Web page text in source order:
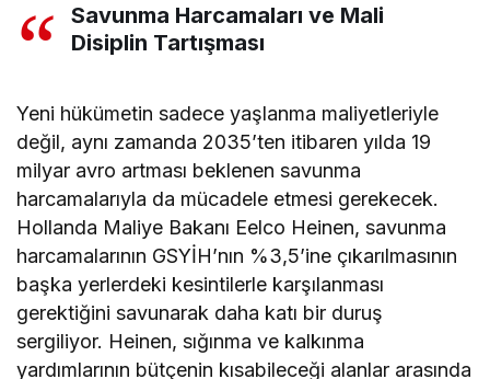
Savunma Harcamaları ve Mali
Disiplin Tartışması
Yeni hükümetin sadece yaşlanma maliyetleriyle
değil, aynı zamanda 2035’ten itibaren yılda 19
milyar avro artması beklenen savunma
harcamalarıyla da mücadele etmesi gerekecek.
Hollanda Maliye Bakanı Eelco Heinen, savunma
harcamalarının GSYİH’nın %3,5’ine çıkarılmasının
başka yerlerdeki kesintilerle karşılanması
gerektiğini savunarak daha katı bir duruş
sergiliyor. Heinen, sığınma ve kalkınma
yardımlarının bütçenin kısabileceği alanlar arasında